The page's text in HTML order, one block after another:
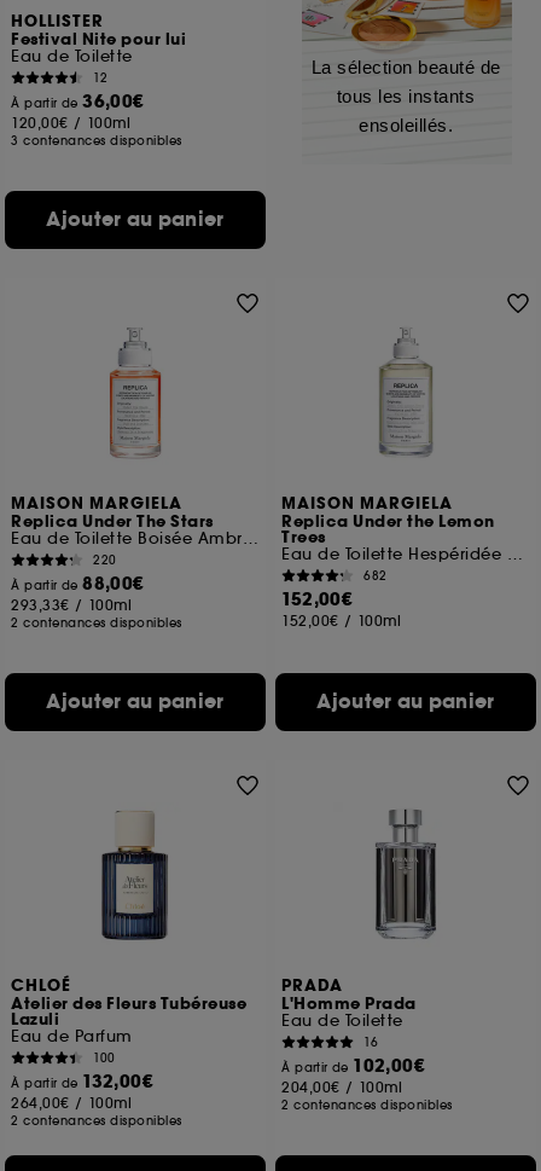
HOLLISTER
Festival Nite pour lui
Eau de Toilette
12
À partir de36,00€
120,00€ / 100ml
3 contenances disponibles
Ajouter au panier
La sélection beauté de
tous les instants
ensoleillés.
MAISON MARGIELA
Replica Under The Stars
Eau de Toilette Boisée Ambrée
220
À partir de88,00€
293,33€ / 100ml
2 contenances disponibles
Ajouter au panier
MAISON MARGIELA
Replica Under the Lemon
Trees
Eau de Toilette Hespéridée Florale
682
152,00€
152,00€ / 100ml
Ajouter au panier
CHLOÉ
Atelier des Fleurs Tubéreuse
Lazuli
Eau de Parfum
100
À partir de 132,00€
264,00€ / 100ml
2 contenances disponibles
PRADA
L'Homme Prada
Eau de Toilette
16
À partir de 102,00€
204,00€ / 100ml
2 contenances disponibles